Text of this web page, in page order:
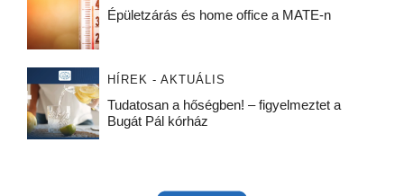
Épületzárás és home office a MATE-n
HÍREK - AKTUÁLIS
Tudatosan a hőségben! – figyelmeztet a
Bugát Pál kórház